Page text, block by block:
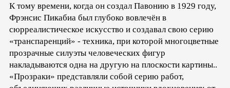
К тому времени, когда он создал Павонию в 1929 году,
Фрэнсис Пикабиа был глубоко вовлечён в
сюрреалистическое искусство и создавал свою серию
«транспаренций» - техника, при которой многоцветные
прозрачные силуэты человеческих фигур
накладываются одна на другую на плоскости картины..
«Прозраки» представляли собой серию работ,